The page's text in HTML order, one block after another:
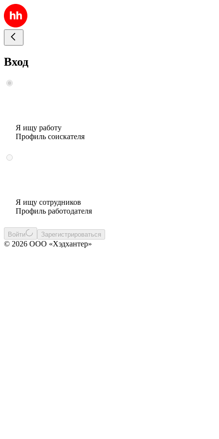
Вход
Я ищу работу
Профиль соискателя
Я ищу сотрудников
Профиль работодателя
Войти Зарегистрироваться
© 2026 ООО «Хэдхантер»